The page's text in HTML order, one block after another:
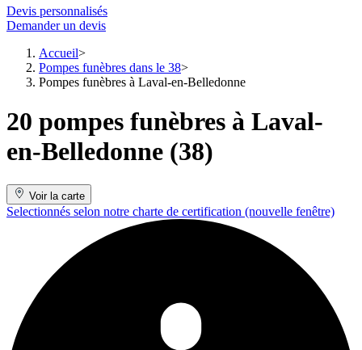
Devis personnalisés
Demander un devis
Accueil
Pompes funèbres dans le 38
Pompes funèbres à Laval-en-Belledonne
20 pompes funèbres à Laval-
en-Belledonne (38)
Voir la carte
Selectionnés selon notre charte de certification (nouvelle fenêtre)